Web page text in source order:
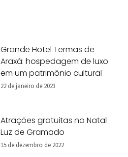
Grande Hotel Termas de
Araxá: hospedagem de luxo
em um patrimônio cultural
22 de janeiro de 2023
Atrações gratuitas no Natal
Luz de Gramado
15 de dezembro de 2022